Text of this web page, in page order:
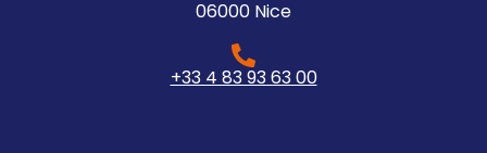
06000 Nice
+33 4 83 93 63 00